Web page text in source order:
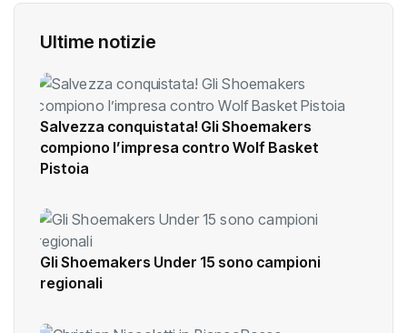
Ultime notizie
Salvezza conquistata! Gli Shoemakers
compiono l’impresa contro Wolf Basket
Pistoia
Gli Shoemakers Under 15 sono campioni
regionali